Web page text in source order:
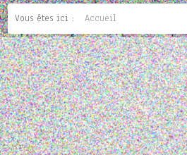
Vous êtes ici : Accueil